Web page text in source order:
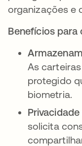
organizações e
Benefícios para
As
protegido
biometria.
solicita